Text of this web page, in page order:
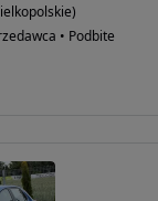
• Podbite